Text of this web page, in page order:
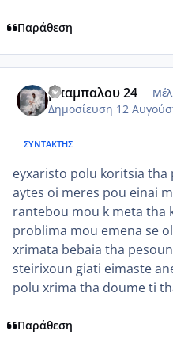
Παράθεση
μπαμπαλου 24
Δημοσίευση 12
ΣΥΝΤΆΚΤΗΣ
eyxaristo polu koritsia
aytes oi meres pou einai
rantebou mou k meta tha
problima mou emena se
xrimata bebaia tha
steirixoun giati eimaste
polu xrima tha doume ti
Παράθεση